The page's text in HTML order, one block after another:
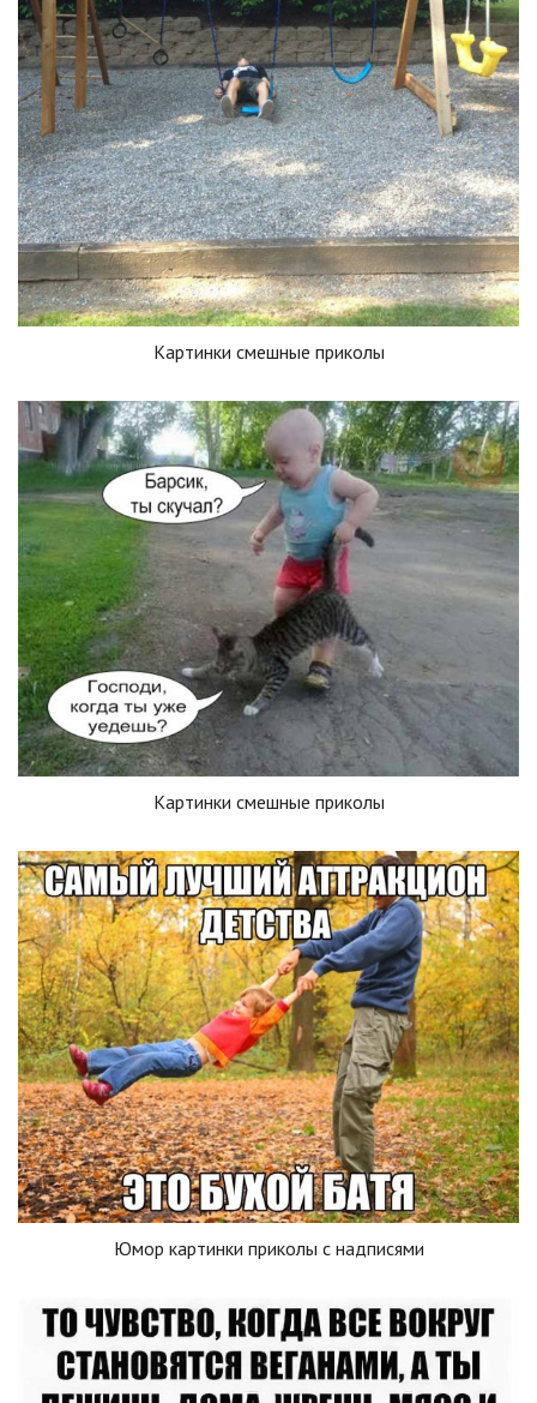
Картинки смешные приколы
Картинки смешные приколы
Юмор картинки приколы с надписями